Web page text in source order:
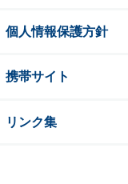
個人情報保護方針
携帯サイト
リンク集